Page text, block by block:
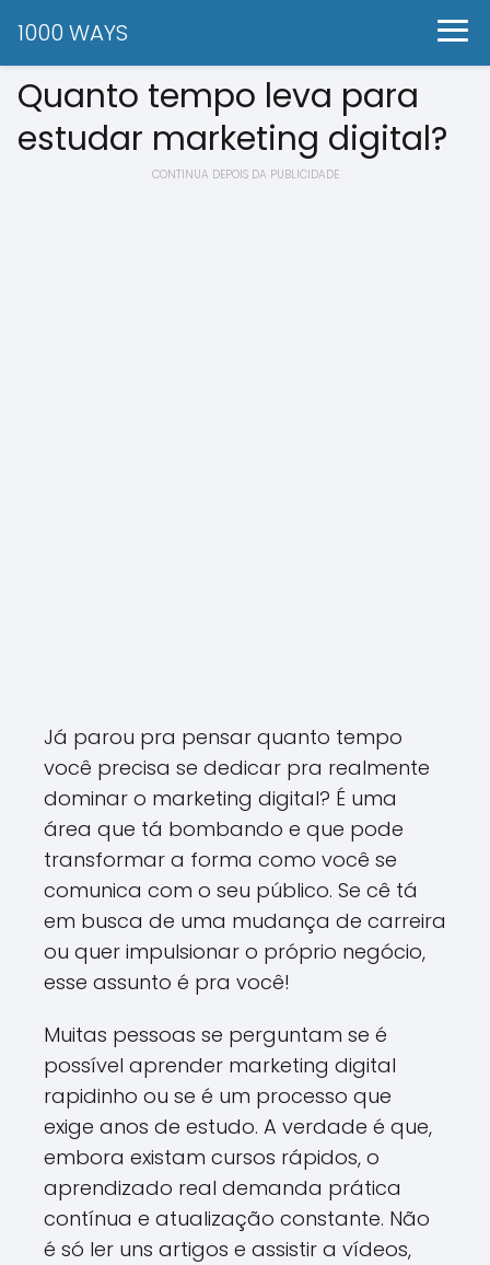
1000 WAYS
Quanto tempo leva para
estudar marketing digital?
CONTINUA DEPOIS DA PUBLICIDADE
Já parou pra pensar quanto tempo
você precisa se dedicar pra realmente
dominar o marketing digital? É uma
área que tá bombando e que pode
transformar a forma como você se
comunica com o seu público. Se cê tá
em busca de uma mudança de carreira
ou quer impulsionar o próprio negócio,
esse assunto é pra você!
Muitas pessoas se perguntam se é
possível aprender marketing digital
rapidinho ou se é um processo que
exige anos de estudo. A verdade é que,
embora existam cursos rápidos, o
aprendizado real demanda prática
contínua e atualização constante. Não
é só ler uns artigos e assistir a vídeos,